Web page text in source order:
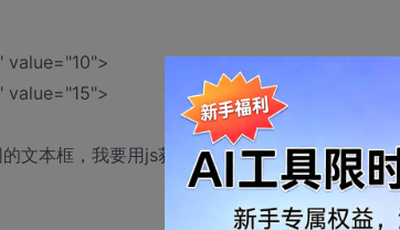
文本框，我要用js获得这两个的value值，怎么得